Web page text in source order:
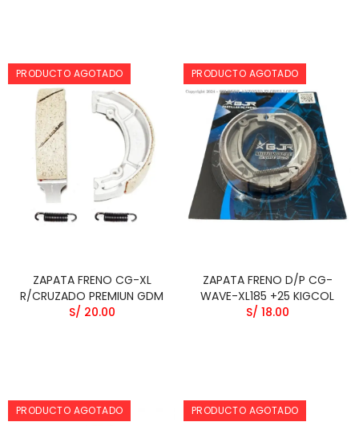
PRODUCTO AGOTADO
ZAPATA FRENO CG-XL
R/CRUZADO PREMIUN GDM
S/ 20.00
PRODUCTO AGOTADO
ZAPATA FRENO D/P CG-
WAVE-XL185 +25 KIGCOL
S/ 18.00
PRODUCTO AGOTADO PRODUCTO AGOTADO